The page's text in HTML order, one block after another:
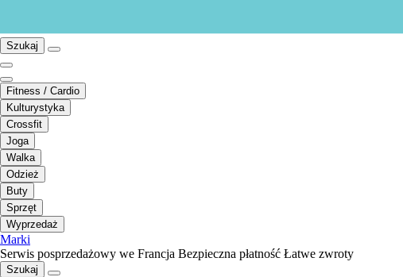
Szukaj
Fitness / Cardio
Kulturystyka
Crossfit
Joga
Walka
Odzież
Buty
Sprzęt
Wyprzedaż
Marki
Serwis posprzedażowy we Francja Bezpieczna płatność Łatwe zwroty
Szukaj